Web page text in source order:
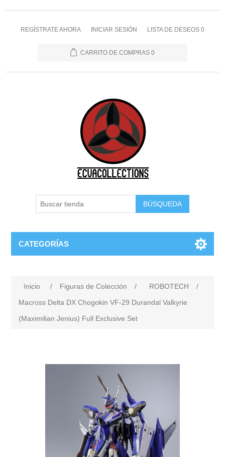
REGÍSTRATE AHORA INICIAR SESIÓN LISTA DE DESEOS 0
CARRITO DE COMPRAS 0
BÚSQUEDA
CATEGORÍAS
Inicio / Figuras de Colección / ROBOTECH
/
Macross Delta DX Chogokin VF-29 Durandal Valkyrie
(Maximilian Jenius) Full Exclusive Set